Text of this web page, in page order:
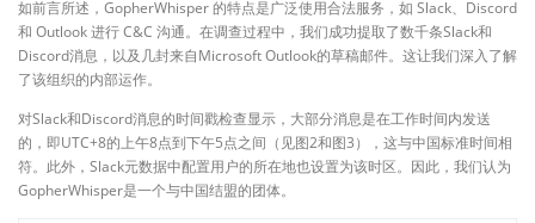
如前言所述，GopherWhisper 的特点是广泛使用合法服务，如 Slack、Discord
和 Outlook 进行 C&C 沟通。在调查过程中，我们成功提取了数千条Slack和
Discord消息，以及几封来自Microsoft Outlook的草稿邮件。这让我们深入了解
了该组织的内部运作。
对Slack和Discord消息的时间戳检查显示，大部分消息是在工作时间内发送
的，即UTC+8的上午8点到下午5点之间（见图2和图3），这与中国标准时间相
符。此外，Slack元数据中配置用户的所在地也设置为该时区。因此，我们认为
GopherWhisper是一个与中国结盟的团体。